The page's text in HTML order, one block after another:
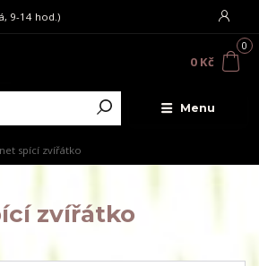
Menu
9-14 hod.)
0
0 Kč
spící zvířátko
zvířátko